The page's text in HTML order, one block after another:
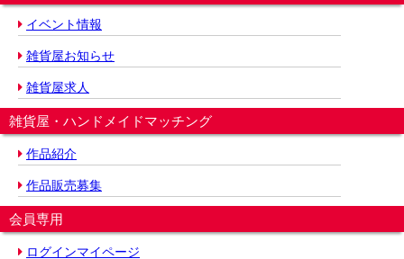
イベント情報
雑貨屋お知らせ
雑貨屋求人
雑貨屋・ハンドメイドマッチング
作品紹介
作品販売募集
会員専用
ログインマイページ